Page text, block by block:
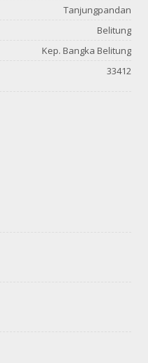
Tanjungpandan
Belitung
Kep. Bangka Belitung
33412